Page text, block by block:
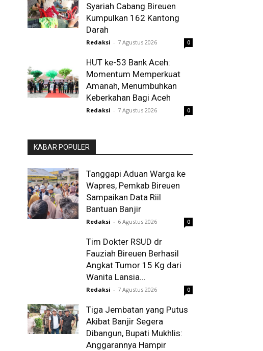
Syariah Cabang Bireuen
Kumpulkan 162 Kantong
Darah
Redaksi - 7 Agustus 2026 0
HUT ke-53 Bank Aceh:
Momentum Memperkuat
Amanah, Menumbuhkan
Keberkahan Bagi Aceh
Redaksi - 7 Agustus 2026 0
KABAR POPULER
Tanggapi Aduan Warga ke
Wapres, Pemkab Bireuen
Sampaikan Data Riil
Bantuan Banjir
Redaksi - 6 Agustus 2026 0
Tim Dokter RSUD dr
Fauziah Bireuen Berhasil
Angkat Tumor 15 Kg dari
Wanita Lansia...
Redaksi - 7 Agustus 2026 0
Tiga Jembatan yang Putus
Akibat Banjir Segera
Dibangun, Bupati Mukhlis:
Anggarannya Hampir